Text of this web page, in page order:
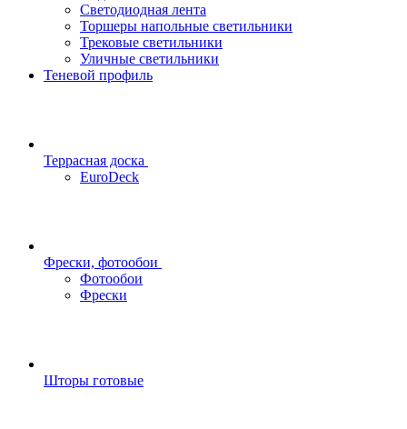
Светодиодная лента
Торшеры напольные светильники
Трековые светильники
Уличные светильники
Теневой профиль
Террасная доска
EuroDeck
Фрески, фотообои
Фотообои
Фрески
Шторы готовые